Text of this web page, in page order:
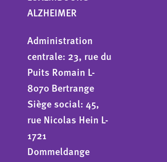
ALZHEIMER
Administration
centrale: 23, rue du
Puits Romain L-
8070 Bertrange
Siège social: 45,
rue Nicolas Hein L-
1721
Dommeldange